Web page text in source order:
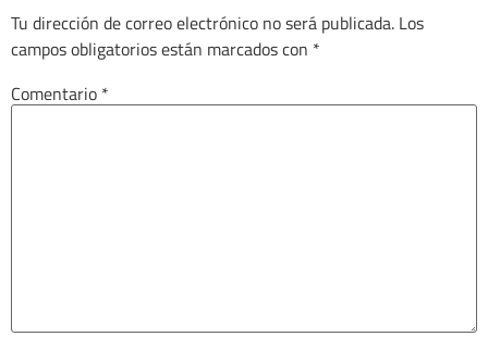
Tu dirección de correo electrónico no será publicada. Los
campos obligatorios están marcados con *
Comentario *